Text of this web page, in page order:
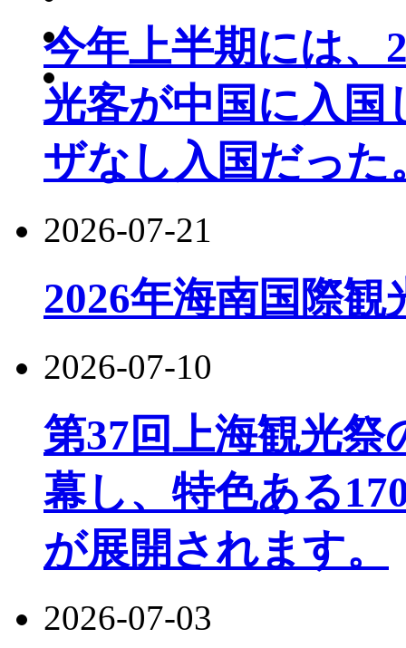
今年上半期には、
光客が中国に入国
ザなし入国だった
2026-07-21
2026年海南国際
2026-07-10
第37回上海観光
幕し、特色ある
が展開されます。
2026-07-03